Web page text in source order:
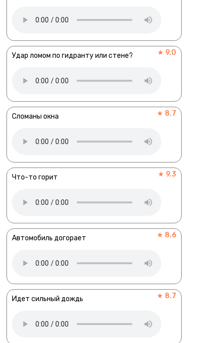
Удар ломом по гидранту или стене? ★ 9.0
Сломаны окна ★ 8.7
Что-то горит ★ 9.3
Автомобиль догорает ★ 8.6
Идет сильный дождь ★ 8.7